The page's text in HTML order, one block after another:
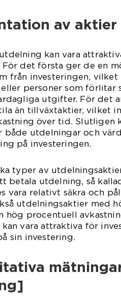
av
kan vara
För det första ger de en
från investeringen,
personer som förlitar
utgifter. För det
än tillväxtaktier, vilket
över tid. Slutligen
både utdelningar och
på investeringen.
typer av
betala utdelning, så
vara relativt säkra och
utdelningsaktier med
hög procentuell
kan vara attraktiva för
sin investering.